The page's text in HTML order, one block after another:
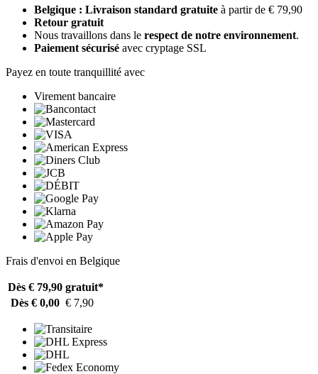
Belgique : Livraison standard gratuite à partir de € 79,90
Retour gratuit
Nous travaillons dans le respect de notre environnement.
Paiement sécurisé avec cryptage SSL
Payez en toute tranquillité avec
Virement bancaire
Frais d'envoi en Belgique
Dès € 79,90 gratuit*
Dès € 0,00 € 7,90